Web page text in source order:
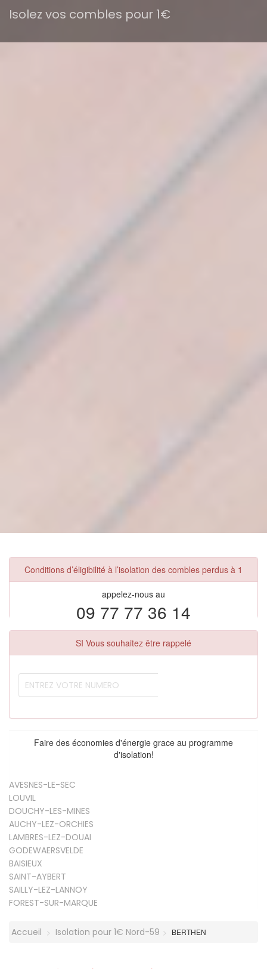
Isolez vos combles pour 1€
Conditions d’éligibilité à l’isolation des combles perdus à 1
appelez-nous au
09 77 77 36 14
SI Vous souhaitez être rappelé
Faire des économies d'énergie grace au programme
d'isolation!
AVESNES-LE-SEC
LOUVIL
DOUCHY-LES-MINES
AUCHY-LEZ-ORCHIES
LAMBRES-LEZ-DOUAI
GODEWAERSVELDE
BAISIEUX
SAINT-AYBERT
SAILLY-LEZ-LANNOY
FOREST-SUR-MARQUE
Accueil Isolation pour 1€ Nord-59 BERTHEN